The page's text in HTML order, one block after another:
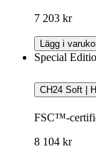
7 203 kr
Lägg i
Special
CH24 Soft |
FSC™-
8 104 kr